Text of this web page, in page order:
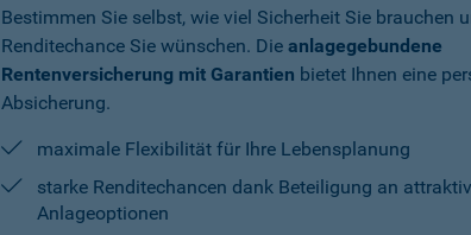
Bestimmen Sie selbst, wie viel Sicherheit Sie brauchen
Renditechance Sie wünschen. Die anlagegebundene
Rentenversicherung mit Garantien bietet Ihnen eine
Absicherung.
maximale Flexibilität für Ihre Lebensplanung
starke Renditechancen dank Beteiligung an
Anlageoptionen